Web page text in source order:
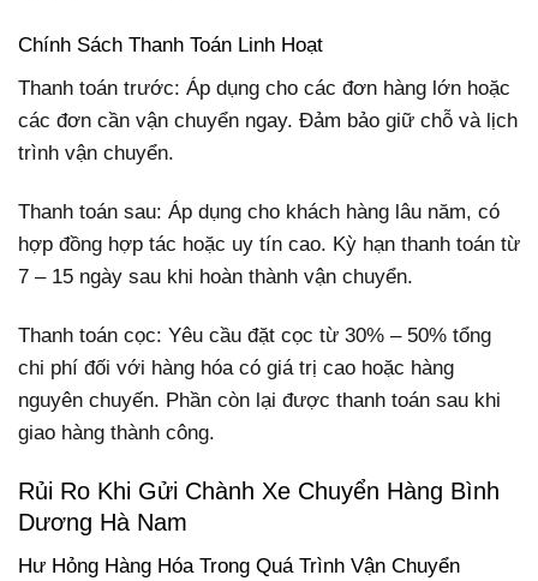
Chính Sách Thanh Toán Linh Hoạt
Thanh toán trước: Áp dụng cho các đơn hàng lớn hoặc
các đơn cần vận chuyển ngay. Đảm bảo giữ chỗ và lịch
trình vận chuyển.
Thanh toán sau: Áp dụng cho khách hàng lâu năm, có
hợp đồng hợp tác hoặc uy tín cao. Kỳ hạn thanh toán từ
7 – 15 ngày sau khi hoàn thành vận chuyển.
Thanh toán cọc: Yêu cầu đặt cọc từ 30% – 50% tổng
chi phí đối với hàng hóa có giá trị cao hoặc hàng
nguyên chuyến. Phần còn lại được thanh toán sau khi
giao hàng thành công.
Rủi Ro Khi Gửi Chành Xe Chuyển Hàng Bình
Dương Hà Nam
Hư Hỏng Hàng Hóa Trong Quá Trình Vận Chuyển